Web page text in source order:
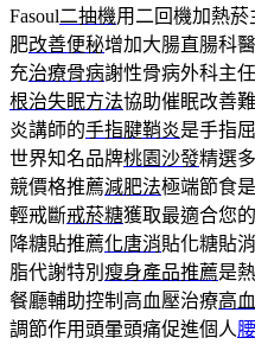
Fasoul二抽機用二回機加熱
肥改善便秘增加大腸直腸科
充治療骨病謝性骨病外科主
根治失眠方法協助催眠改善
炎講師的手指腱鞘炎是手指
世界知名品牌桃園沙發精選
競價格推薦減肥法極端節食
輕戒斷戒菸糖獲取最適合您
降糖貼推薦化唐消貼化糖貼
脂代謝特別 瘦身產品推薦是
餐廳輔助控制高血壓治療高
調節作用頭暈頭痛促進個人